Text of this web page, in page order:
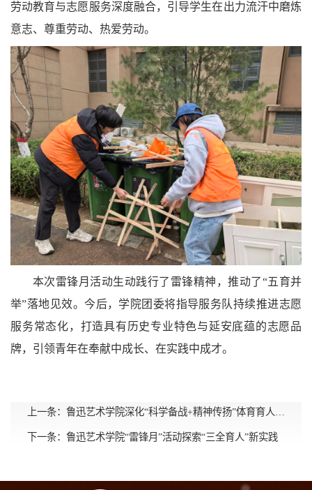
劳动教育与志愿服务深度融合，引导学生在出力流汗中磨炼
意志、尊重劳动、热爱劳动。
本次雷锋月活动生动践行了雷锋精神，推动了“五育并
举”落地见效。今后，学院团委将指导服务队持续推进志愿
服务常态化，打造具有历史专业特色与延安底蕴的志愿品
牌，引领青年在奉献中成长、在实践中成才。
上一条：
下一条： 鲁迅艺术学院“雷锋月”活动探索“三全育人”新实践